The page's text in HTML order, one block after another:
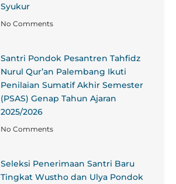
Syukur
No Comments
Santri Pondok Pesantren Tahfidz
Nurul Qur’an Palembang Ikuti
Penilaian Sumatif Akhir Semester
(PSAS) Genap Tahun Ajaran
2025/2026
No Comments
Seleksi Penerimaan Santri Baru
Tingkat Wustho dan Ulya Pondok